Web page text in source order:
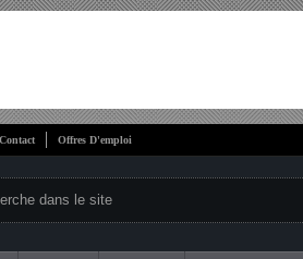
Contact Offres D'emploi